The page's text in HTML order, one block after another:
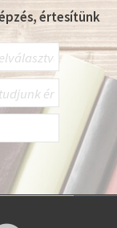
értesítünk